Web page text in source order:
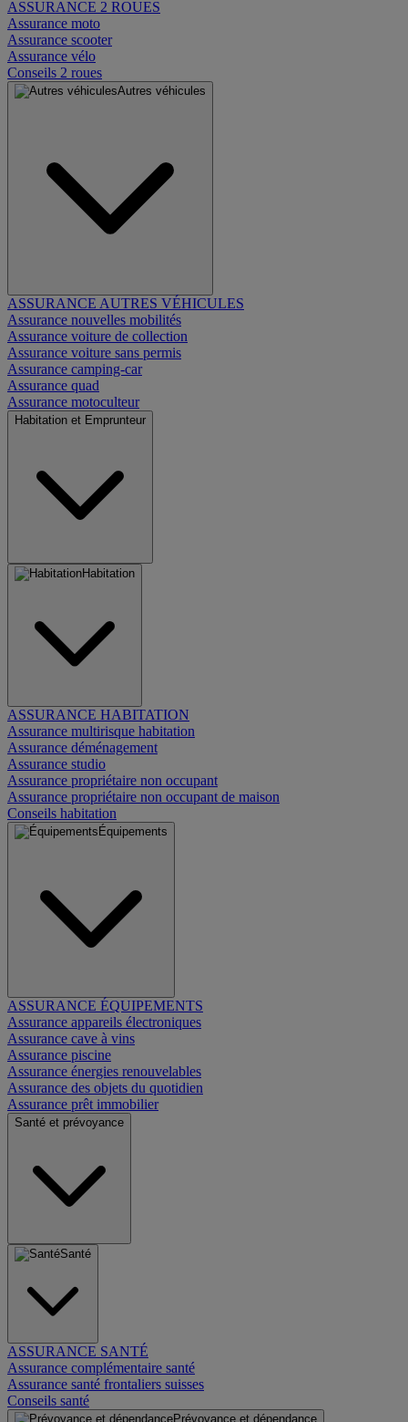
ASSURANCE 2 ROUES
Assurance moto
Assurance scooter
Assurance vélo
Conseils 2 roues
Autres véhicules
ASSURANCE AUTRES VÉHICULES
Assurance nouvelles mobilités
Assurance voiture de collection
Assurance voiture sans permis
Assurance camping-car
Assurance quad
Assurance motoculteur
Habitation et Emprunteur
Habitation
ASSURANCE HABITATION
Assurance multirisque habitation
Assurance déménagement
Assurance studio
Assurance propriétaire non occupant
Assurance propriétaire non occupant de maison
Conseils habitation
Équipements
ASSURANCE ÉQUIPEMENTS
Assurance appareils électroniques
Assurance cave à vins
Assurance piscine
Assurance énergies renouvelables
Assurance des objets du quotidien
Assurance prêt immobilier
Santé et prévoyance
Santé
ASSURANCE SANTÉ
Assurance complémentaire santé
Assurance santé frontaliers suisses
Conseils santé
Prévoyance et dépendance